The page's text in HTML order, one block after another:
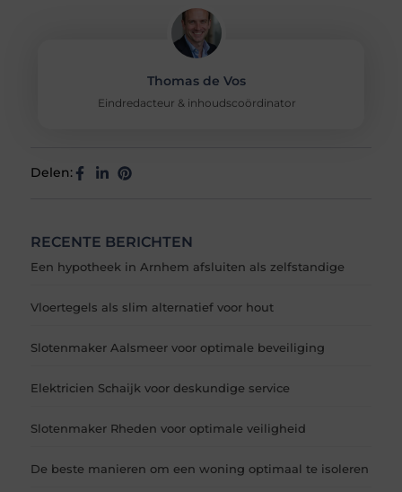
Thomas de Vos
Eindredacteur & inhoudscoördinator
Delen:
RECENTE BERICHTEN
Een hypotheek in Arnhem afsluiten als zelfstandige
Vloertegels als slim alternatief voor hout
Slotenmaker Aalsmeer voor optimale beveiliging
Elektricien Schaijk voor deskundige service
Slotenmaker Rheden voor optimale veiligheid
De beste manieren om een woning optimaal te isoleren